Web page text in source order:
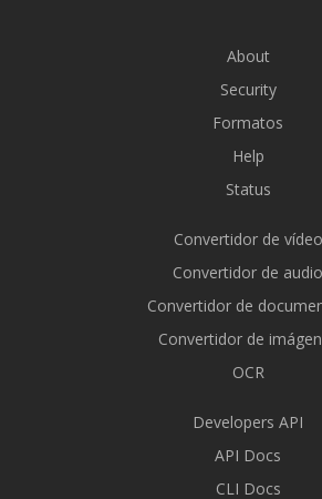
About
Security
Formatos
Help
Status
Convertidor de vídeo
Convertidor de audio
Convertidor de
Convertidor de
OCR
Developers API
API Docs
CLI Docs